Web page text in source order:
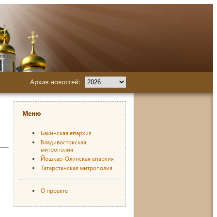
Архив новостей:
Меню
Бакинская епархия
Владивостокская
митрополия
Йошкар-Олинская епархия
Татарстанская митрополия
О проекте